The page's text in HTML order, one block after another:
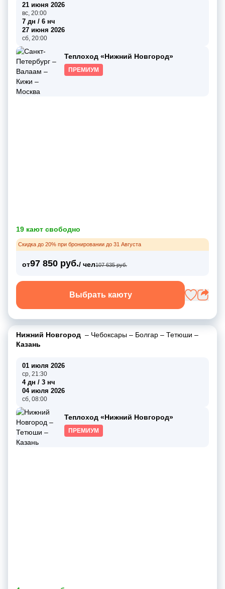
21 июня 2026
вс, 20:00
7 дн / 6 нч
27 июня 2026
сб, 20:00
Теплоход «Нижний Новгород»
ПРЕМИУМ
19 кают свободно
Скидка до 20% при бронировании до 31 Августа
от97 850 руб./ чел107 635 руб.
Выбрать каюту
Нижний Новгород – Чебоксары – Болгар – Тетюши –
Казань
01 июля 2026
ср, 21:30
4 дн / 3 нч
04 июля 2026
сб, 08:00
Теплоход «Нижний Новгород»
ПРЕМИУМ